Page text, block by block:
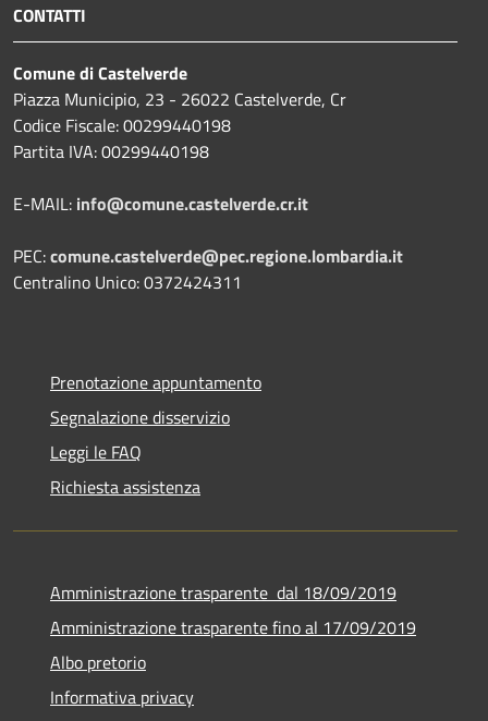
CONTATTI
Comune di Castelverde
Piazza Municipio, 23 - 26022 Castelverde, Cr
Codice Fiscale: 00299440198
Partita IVA: 00299440198
E-MAIL: info@comune.castelverde.cr.it
PEC:comune.castelverde@pec.regione.lombardia.it
Centralino Unico: 0372424311
Prenotazione appuntamento
Segnalazione disservizio
Leggi le FAQ
Richiesta assistenza
Amministrazione trasparente dal 18/09/2019
Amministrazione trasparente fino al 17/09/2019
Albo pretorio
Informativa privacy